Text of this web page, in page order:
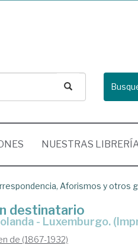
NUESTRAS
Aforismos y otros
destinatario
- Luxemburgo.
de (1867-1932)